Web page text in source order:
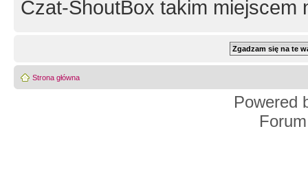
Czat-ShoutBox takim miejscem
Strona główna
Powered